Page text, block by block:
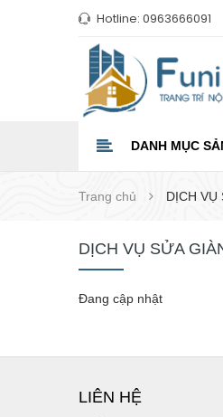
Hotline: 0963666091
DANH MỤC
Trang chủ DỊCH VỤ
DỊCH VỤ SỬA
Đang cập nhật
LIÊN HỆ